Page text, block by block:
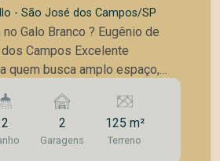
- São José dos Campos/SP
Galo Branco ? Eugênio de
Excelente
quem busca amplo espaço,
estratégica em uma das
crescem em São José dos
no bairro Galo Branco, em
o imóvel está próximo às
2 2
Garagens
125 m²
Terreno